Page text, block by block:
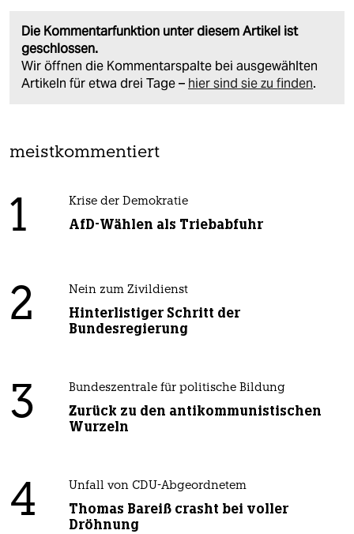
Die Kommentarfunktion unter diesem Artikel ist
geschlossen.
Wir öffnen die Kommentarspalte bei ausgewählten
Artikeln für etwa drei Tage – hier sind sie zu finden.
meistkommentiert
1 Krise der Demokratie
AfD-Wählen als Triebabfuhr
2 Nein zum Zivildienst
Hinterlistiger Schritt der
Bundesregierung
3 Bundeszentrale für politische Bildung
Zurück zu den antikommunistischen
Wurzeln
4 Unfall von CDU-Abgeordnetem
Thomas Bareiß crasht bei voller
Dröhnung